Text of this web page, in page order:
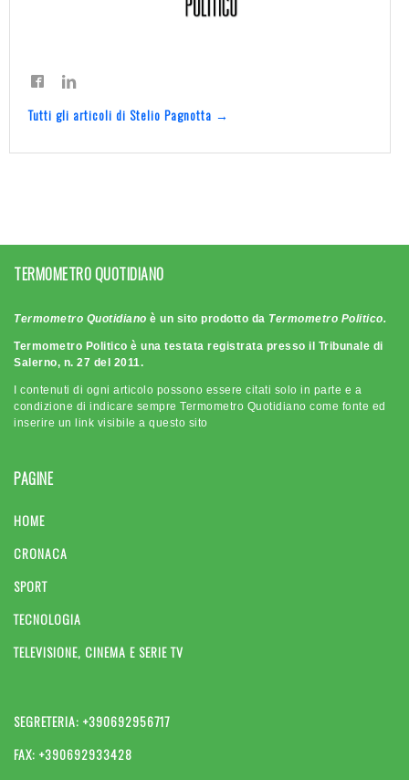
Tutti gli articoli di Stelio Pagnotta →
TERMOMETRO QUOTIDIANO
Termometro Quotidiano è un sito prodotto da Termometro Politico.
Termometro Politico è una testata registrata presso il Tribunale di
Salerno, n. 27 del 2011.
I contenuti di ogni articolo possono essere citati solo in parte e a
condizione di indicare sempre Termometro Quotidiano come fonte ed
inserire un link visibile a questo sito
PAGINE
HOME
CRONACA
SPORT
TECNOLOGIA
TELEVISIONE, CINEMA E SERIE TV
SEGRETERIA: +390692956717
FAX: +390692933428